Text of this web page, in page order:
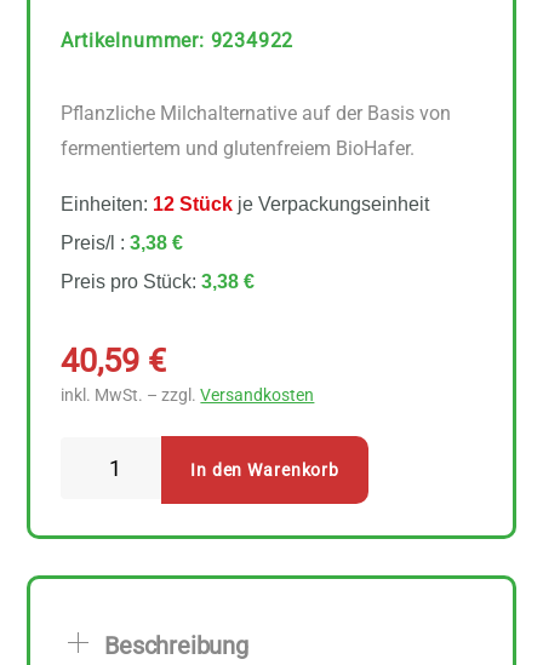
Artikelnummer: 9234922
Pflanzliche Milchalternative auf der Basis von
fermentiertem und glutenfreiem BioHafer.
Einheiten: 12 Stück je Verpackungseinheit
Preis/l :3,38 €
Preis pro Stück:3,38 €
40,59 €
inkl. MwSt. – zzgl.Versandkosten
Hafer
In den Warenkorb
Beschreibung